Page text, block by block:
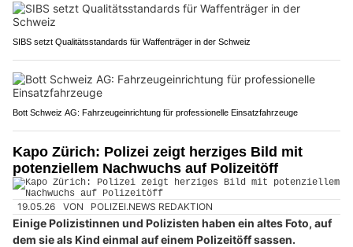
SIBS setzt Qualitätsstandards für Waffenträger in der Schweiz
Bott Schweiz AG: Fahrzeugeinrichtung für professionelle Einsatzfahrzeuge
Kapo Zürich: Polizei zeigt herziges Bild mit
potenziellem Nachwuchs auf Polizeitöff
19.05.26 VON POLIZEI.NEWS REDAKTION
Einige Polizistinnen und Polizisten haben ein altes Foto, auf
dem sie als Kind einmal auf einem Polizeitöff sassen.